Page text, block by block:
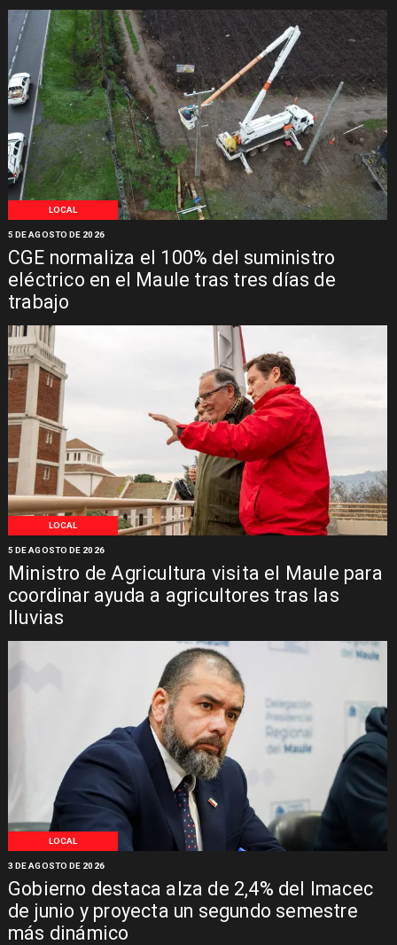
LOCAL
CGE normaliza el 100% del suministro
eléctrico en el Maule tras tres días de
trabajo
5 DE AGOSTO DE 2026
LOCAL
Ministro de Agricultura visita el Maule para
coordinar ayuda a agricultores tras las
lluvias
5 DE AGOSTO DE 2026
LOCAL
Gobierno destaca alza de 2,4% del Imacec
de junio y proyecta un segundo semestre
más dinámico
3 DE AGOSTO DE 2026